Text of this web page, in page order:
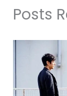
Posts